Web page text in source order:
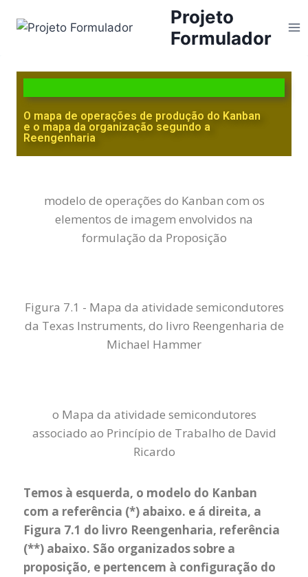
Projeto
Formulador
O mapa de operações de produção do Kanban
e o mapa da organização segundo a
Reengenharia
modelo de operações do Kanban com os
elementos de imagem envolvidos na
formulação da Proposição
Figura 7.1 - Mapa da atividade semicondutores
da Texas Instruments, do livro Reengenharia de
Michael Hammer
o Mapa da atividade semicondutores
associado ao Princípio de Trabalho de David
Ricardo
Temos à esquerda, o modelo do Kanban
com a referência (*) abaixo. e á direita, a
Figura 7.1 do livro Reengenharia, referência
(**) abaixo. São organizados sobre a
proposição, e pertencem à configuração do